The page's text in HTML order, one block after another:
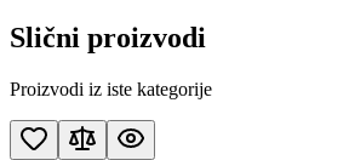
Slični proizvodi
Proizvodi iz iste kategorije